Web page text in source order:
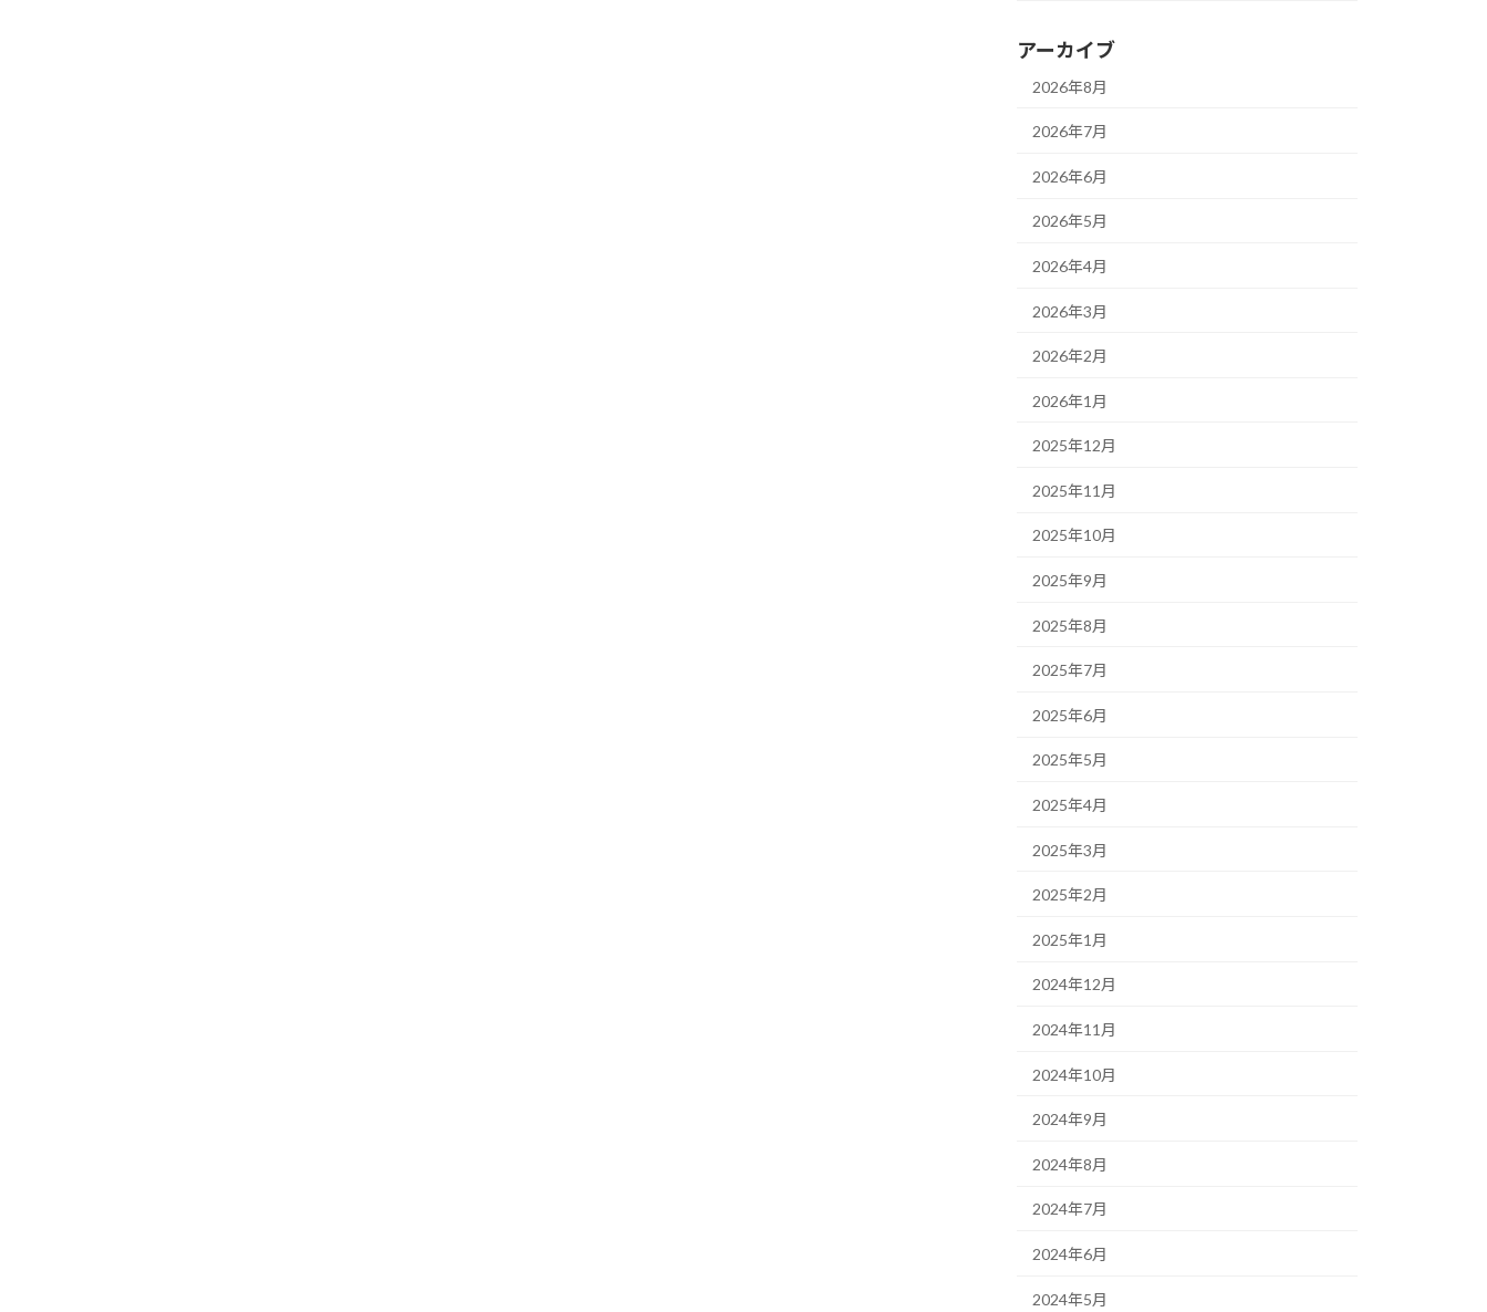
アーカイブ
2026年8月
2026年7月
2026年6月
2026年5月
2026年4月
2026年3月
2026年2月
2026年1月
2025年12月
2025年11月
2025年10月
2025年9月
2025年8月
2025年7月
2025年6月
2025年5月
2025年4月
2025年3月
2025年2月
2025年1月
2024年12月
2024年11月
2024年10月
2024年9月
2024年8月
2024年7月
2024年6月
2024年5月